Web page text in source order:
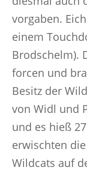
vorgaben.
einem
Brodschelm).
forcen und
Besitz der
von Widl und
und es hieß
erwischten
Wildcats auf